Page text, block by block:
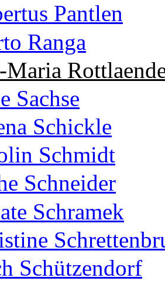
Pantlen
Ranga
Maria
Sachse
Schickle
Schmidt
Schneider
Schramek
Schützendorf